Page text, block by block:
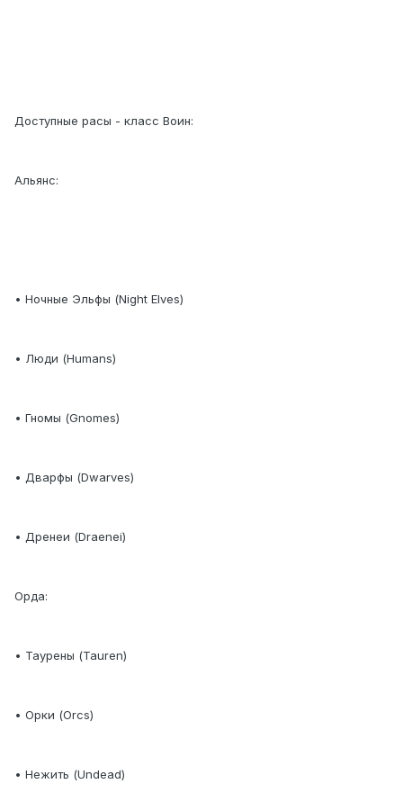
Доступные расы - класс Воин:
Альянс:
• Ночные Эльфы (Night Elves)
• Люди (Humans)
• Гномы (Gnomes)
• Дварфы (Dwarves)
• Дренеи (Draenei)
Орда:
• Таурены (Tauren)
• Орки (Orcs)
• Нежить (Undead)